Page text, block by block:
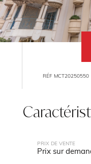
RÉF MCT20250550
PRIX DE VENTE
Prix sur